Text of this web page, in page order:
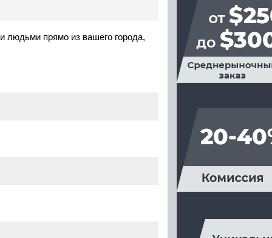
людьми прямо из вашего города,